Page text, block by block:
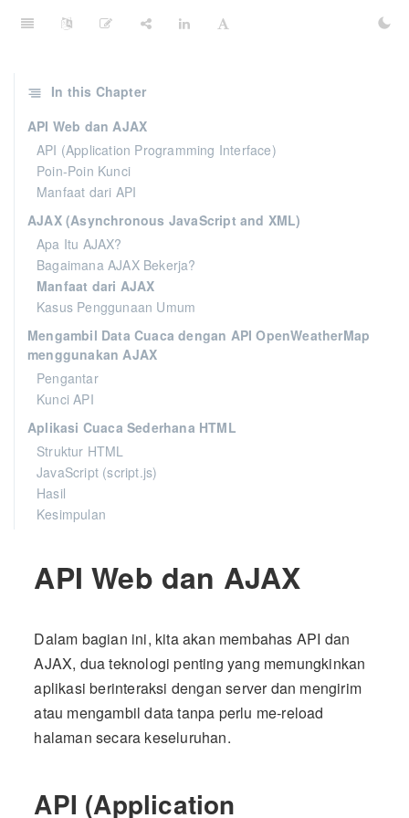
API Web dan AJAX
Dalam bagian ini, kita akan membahas API dan
AJAX, dua teknologi penting yang memungkinkan
aplikasi berinteraksi dengan server dan mengirim
atau mengambil data tanpa perlu me-reload
halaman secara keseluruhan.
API (Application
In this Chapter
API Web dan AJAX
API (Application Programming Interface)
Poin-Poin Kunci
Manfaat dari API
AJAX (Asynchronous JavaScript and XML)
Apa Itu AJAX?
Bagaimana AJAX Bekerja?
Manfaat dari AJAX
Kasus Penggunaan Umum
Mengambil Data Cuaca dengan API OpenWeatherMap
menggunakan AJAX
Pengantar
Kunci API
Aplikasi Cuaca Sederhana HTML
Struktur HTML
JavaScript (script.js)
Hasil
Kesimpulan